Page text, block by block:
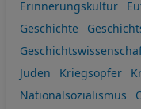
Erinnerungskultur
Geschichte
Juden
Kriegsopfer
Nationalsozialismus